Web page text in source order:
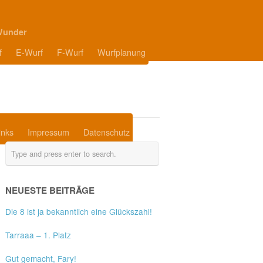
E-Wurf F-Wurf Wurfplanung
Impressum Datenschutz
NEUESTE BEITRÄGE
Die 8 ist ja bekanntlich eine Glückszahl!
Tarraaa – 1. Platz
Gut gemacht, Fary!